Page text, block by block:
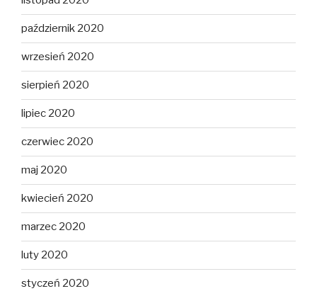
październik 2020
wrzesień 2020
sierpień 2020
lipiec 2020
czerwiec 2020
maj 2020
kwiecień 2020
marzec 2020
luty 2020
styczeń 2020